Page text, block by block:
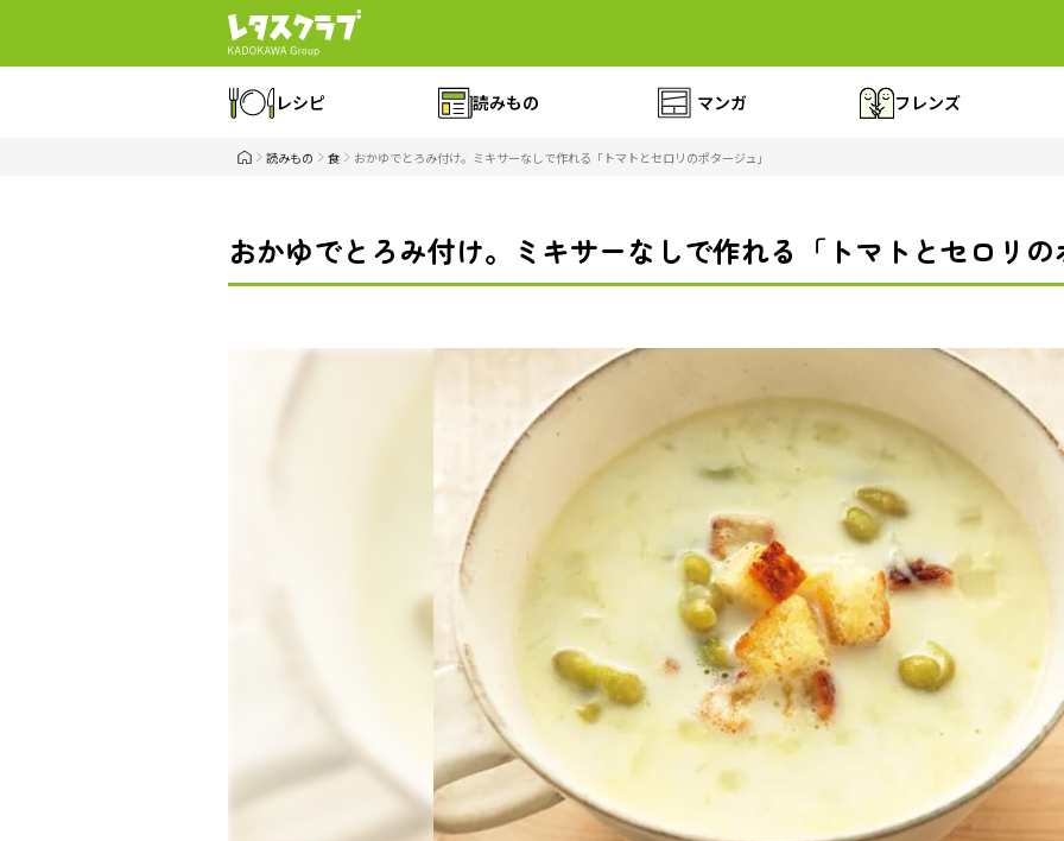
レシピ 読みもの マンガ フレンズ
読みもの 食 おかゆでとろみ付け。ミキサーなしで作れる「トマトとセロリのポタージュ」
おかゆでとろみ付け。ミキサーなしで作れる「トマトとセロリ